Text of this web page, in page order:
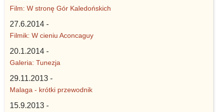
Film: W stronę Gór Kaledońskich
27.6.2014 -
Filmik: W cieniu Aconcaguy
20.1.2014 -
Galeria: Tunezja
29.11.2013 -
Malaga - krótki przewodnik
15.9.2013 -